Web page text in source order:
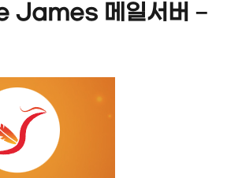
James 메일서버 –